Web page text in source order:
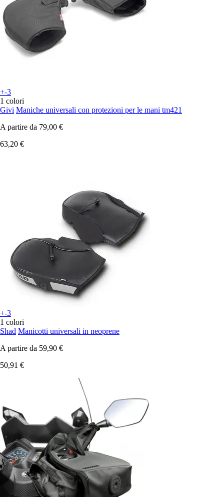
+-3
1 colori
Givi Maniche universali con protezioni per le mani tm421
A partire da 79,00 €
63,20 €
+-3
1 colori
Shad Manicotti universali in neoprene
A partire da 59,90 €
50,91 €